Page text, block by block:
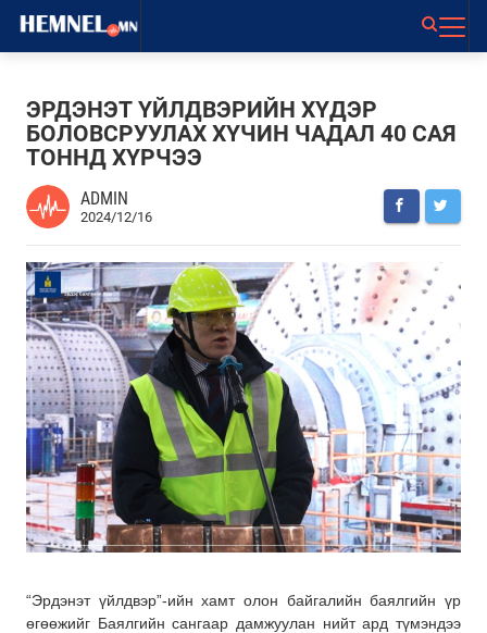
ЭРДЭНЭТ ҮЙЛДВЭРИЙН ХҮДЭР
БОЛОВСРУУЛАХ ХҮЧИН ЧАДАЛ 40 САЯ
ТОННД ХҮРЧЭЭ
ADMIN
2024/12/16
“Эрдэнэт үйлдвэр”-ийн хамт олон байгалийн баялгийн үр
өгөөжийг Баялгийн сангаар дамжуулан нийт ард түмэндээ